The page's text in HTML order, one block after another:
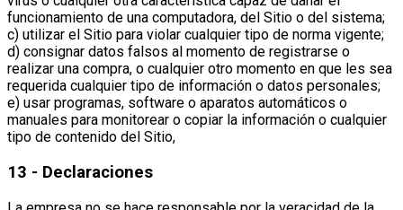
funcionamiento de una computadora, del Sitio o del sistema;
c) utilizar el Sitio para violar cualquier tipo de norma vigente;
d) consignar datos falsos al momento de registrarse o
realizar una compra, o cualquier otro momento en que les sea
requerida cualquier tipo de información o datos personales;
e) usar programas, software o aparatos automáticos o
manuales para monitorear o copiar la información o cualquier
tipo de contenido del Sitio,
13 - Declaraciones